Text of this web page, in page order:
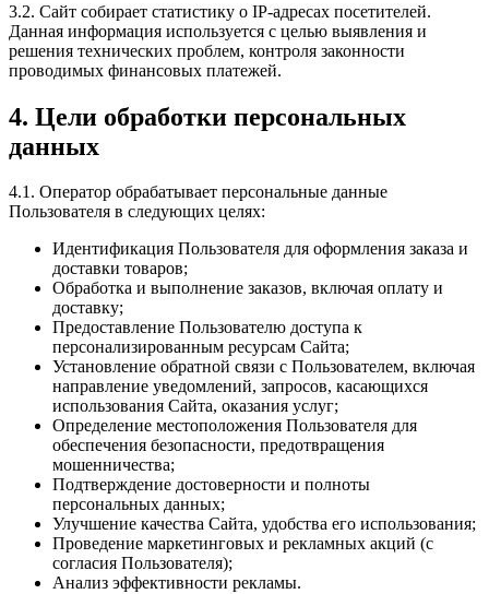
3.2. Сайт собирает статистику о IP-адресах посетителей.
Данная информация используется с целью выявления и
решения технических проблем, контроля законности
проводимых финансовых платежей.
4. Цели обработки персональных
данных
4.1. Оператор обрабатывает персональные данные
Пользователя в следующих целях:
Идентификация Пользователя для оформления заказа и
доставки товаров;
Обработка и выполнение заказов, включая оплату и
доставку;
Предоставление Пользователю доступа к
персонализированным ресурсам Сайта;
Установление обратной связи с Пользователем, включая
направление уведомлений, запросов, касающихся
использования Сайта, оказания услуг;
Определение местоположения Пользователя для
обеспечения безопасности, предотвращения
мошенничества;
Подтверждение достоверности и полноты
персональных данных;
Улучшение качества Сайта, удобства его использования;
Проведение маркетинговых и рекламных акций (с
согласия Пользователя);
Анализ эффективности рекламы.